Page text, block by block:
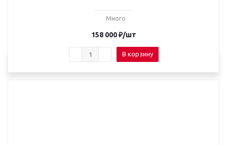
Много
158 000₽/шт
В корзину